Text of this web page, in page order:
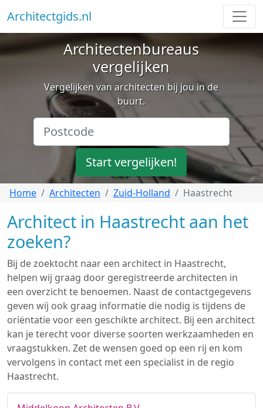
Architectgids.nl
Architectenbureaus
vergelijken
Vergelijken van architecten bij jou in de
buurt.
Start vergelijken!
Home Architecten Zuid-Holland Haastrecht
Architect in Haastrecht aan het
zoeken?
Bij de zoektocht naar een architect in Haastrecht,
helpen wij graag door geregistreerde architecten in
een overzicht te benoemen. Naast de contactgegevens
geven wij ook graag informatie die nodig is tijdens de
oriëntatie voor een geschikte architect. Bij een architect
kan je terecht voor diverse soorten werkzaamheden en
vraagstukken. Zet de wensen goed op een rij en kom
vervolgens in contact met een specialist in de regio
Haastrecht.